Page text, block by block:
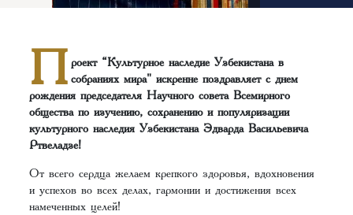
П роект “Культурное наследие Узбекистана в
собраниях мира" искренне поздравляет с днем
рождения председателя Научного совета Всемирного
общества по изучению, сохранению и популяризации
культурного наследия Узбекистана Эдварда Васильевича
Ртвеладзе!
От всего сердца желаем крепкого здоровья, вдохновения
и успехов во всех делах, гармонии и достижения всех
намеченных целей!